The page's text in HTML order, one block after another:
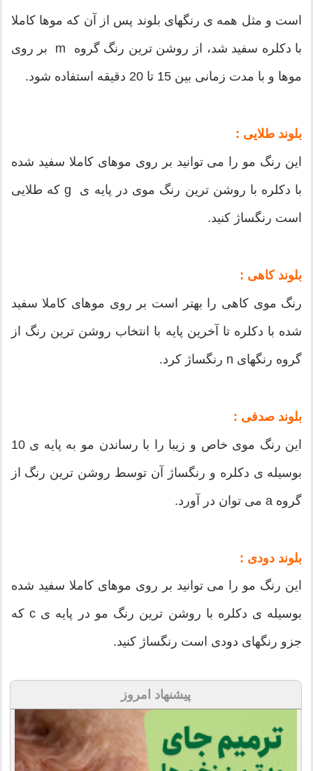
است و مثل همه ی رنگهای بلوند پس از آن که موها کاملا
با دکلره سفید شد، از روشن ترین رنگ گروه m بر روی
موها و با مدت زمانی بین 15 تا 20 دقیقه استفاده شود.
بلوند طلایی :
این رنگ مو را می توانید بر روی موهای کاملا سفید شده
با دکلره با روشن ترین رنگ موی در پایه ی g که طلایی
است رنگساژ کنید.
بلوند کاهی :
رنگ موی کاهی را بهتر است بر روی موهای کاملا سفید
شده با دکلره تا آخرین پایه با انتخاب روشن ترین رنگ از
گروه رنگهای n رنگساژ کرد.
بلوند صدفی :
این رنگ موی خاص و زیبا را با رساندن مو به پایه ی 10
بوسیله ی دکلره و رنگساژ آن توسط روشن ترین رنگ از
گروه a می توان در آورد.
بلوند دودی :
این رنگ مو را می توانید بر روی موهای کاملا سفید شده
بوسیله ی دکلره با روشن ترین رنگ مو در پایه ی c که
جزو رنگهای دودی است رنگساژ کنید.
پیشنهاد امروز